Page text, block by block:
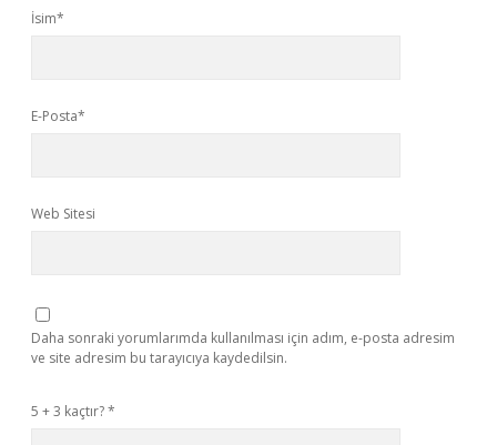
İsim*
E-Posta*
Web Sitesi
Daha sonraki yorumlarımda kullanılması için adım, e-posta adresim
ve site adresim bu tarayıcıya kaydedilsin.
5 + 3 kaçtır?*